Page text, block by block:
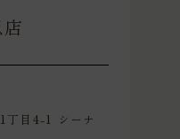
丁目4-1 シーナ